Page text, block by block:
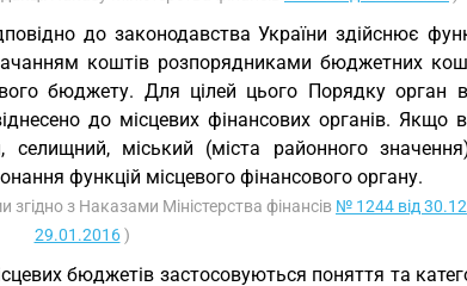
до законодавства України здійснює
коштів розпорядниками бюджетних
бюджету. Для цілей цього Порядку орган
до місцевих фінансових органів. Якщо
селищний, міський (міста районного
функцій місцевого фінансового органу.
згідно з Наказами Міністерства фінансів № 1244 від
29.01.2016)
бюджетів застосовуються поняття та